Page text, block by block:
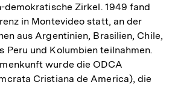
demokratische Zirkel. 1949 fand
in Montevideo statt, an der
aus Argentinien, Brasilien, Chile,
Peru und Kolumbien teilnahmen.
wurde die ODCA
Cristiana de America), die